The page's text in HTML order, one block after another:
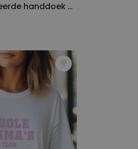
Gepersonaliseerde handdoek met kleurrijke achtergrond en tekst